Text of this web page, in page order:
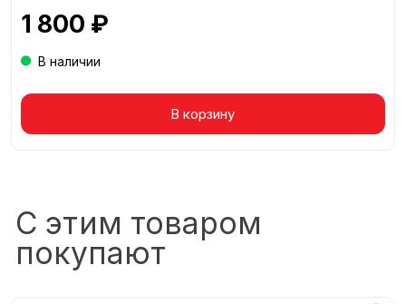
Товар в корзине
1 800 ₽
В наличии
В корзину
С этим товаром
покупают